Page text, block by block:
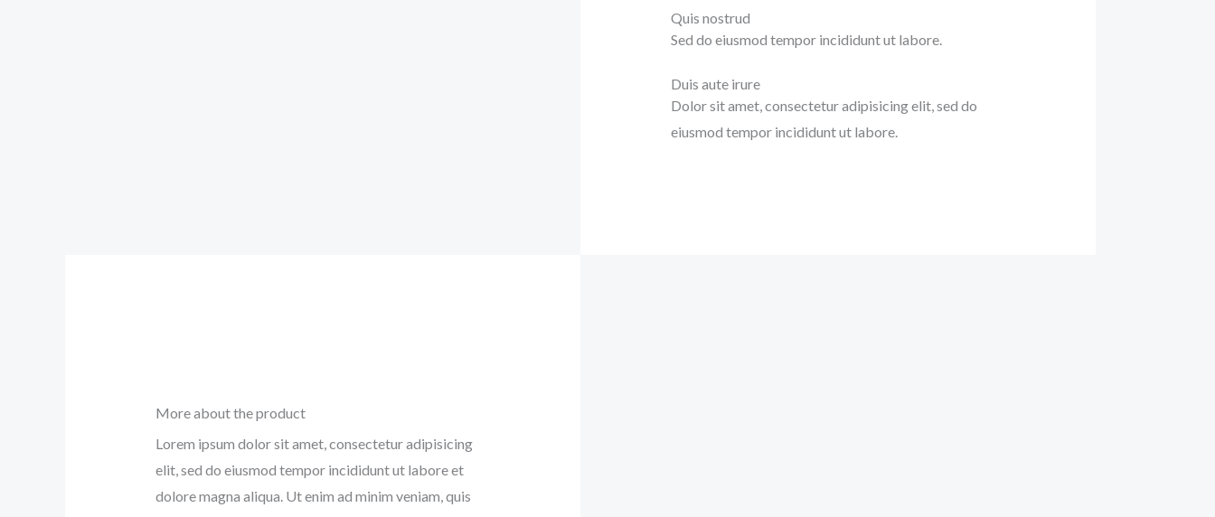
Quis nostrud
Sed do eiusmod tempor incididunt ut labore.
Duis aute irure
Dolor sit amet, consectetur adipisicing elit, sed do
eiusmod tempor incididunt ut labore.
More about the product
Lorem ipsum dolor sit amet, consectetur adipisicing
elit, sed do eiusmod tempor incididunt ut labore et
dolore magna aliqua. Ut enim ad minim veniam, quis